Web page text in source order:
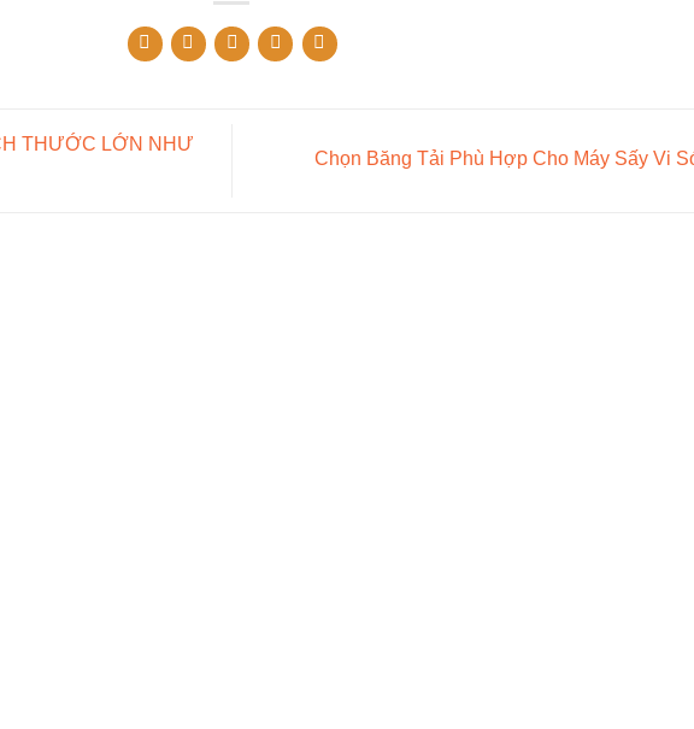
THƯỚC LỚN NHƯ
Chọn Băng Tải Phù Hợp Cho Máy Sấy Vi